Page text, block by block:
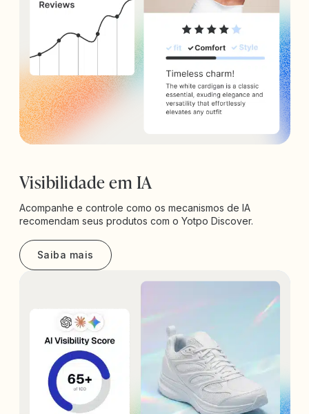
Visibilidade em IA
Acompanhe e controle como os mecanismos de IA
recomendam seus produtos com o Yotpo Discover.
Saiba mais